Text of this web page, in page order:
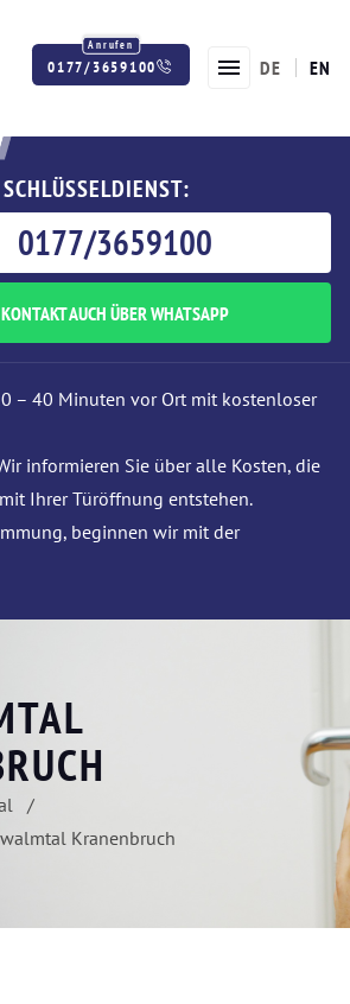
0177/3659100 DE EN
0177/3659100
KONTAKT AUCH ÜBER WHATSAPP
– 40 Minuten vor Ort mit kostenloser
informieren Sie über alle Kosten, die
Ihrer Türöffnung entstehen.
beginnen wir mit der
Kranenbruch